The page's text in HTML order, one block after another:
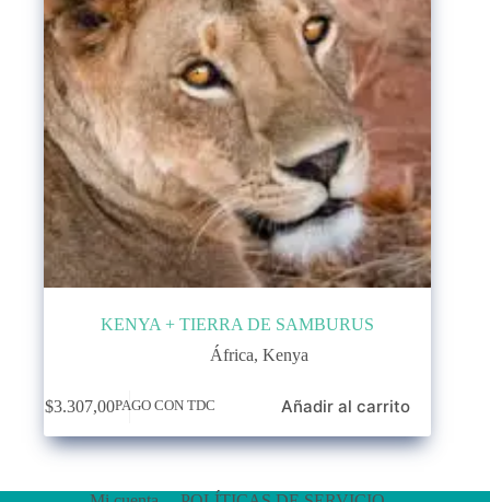
KENYA + TIERRA DE SAMBURUS
África,Kenya
$3.307,00PAGO CON TDC Añadir al carrito